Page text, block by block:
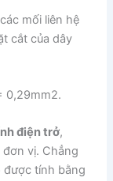
mối liên hệ
cắt của dây
0,29mm2.
điện trở,
vị. Chẳng
được tính bằng